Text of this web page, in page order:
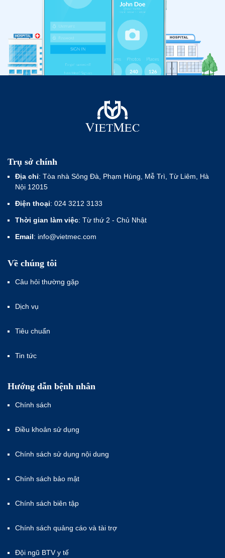
Trụ sở chính
Địa chỉ: Tòa nhà Sông Đà, Phạm Hùng, Mễ Trì, Từ Liêm, Hà
Nội 12015
Điện thoại: 024 3212 3133
Thời gian làm việc: Từ thứ 2 - Chủ Nhật
Email: info@vietmec.com
Về chúng tôi
Câu hỏi thường gặp
Dịch vụ
Tiêu chuẩn
Tin tức
Hướng dẫn bệnh nhân
Chính sách
Điều khoản sử dụng
Chính sách sử dụng nội dung
Chính sách bảo mật
Chính sách biên tập
Chính sách quảng cáo và tài trợ
Đội ngũ BTV y tế